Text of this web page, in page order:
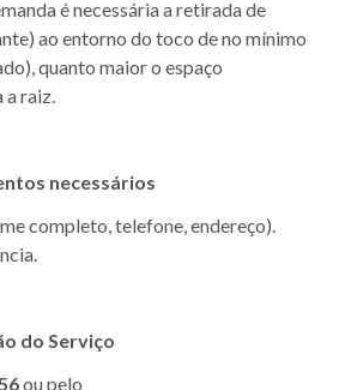
é necessária a retirada de
ao entorno do toco de no mínimo
quanto maior o espaço
a raiz.
necessários
completo, telefone, endereço).
do Serviço
ou pelo